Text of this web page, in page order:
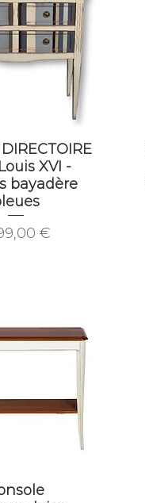
XVI -
bayadère
€